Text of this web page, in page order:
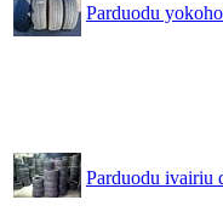
Parduodu
Parduodu ivairiu